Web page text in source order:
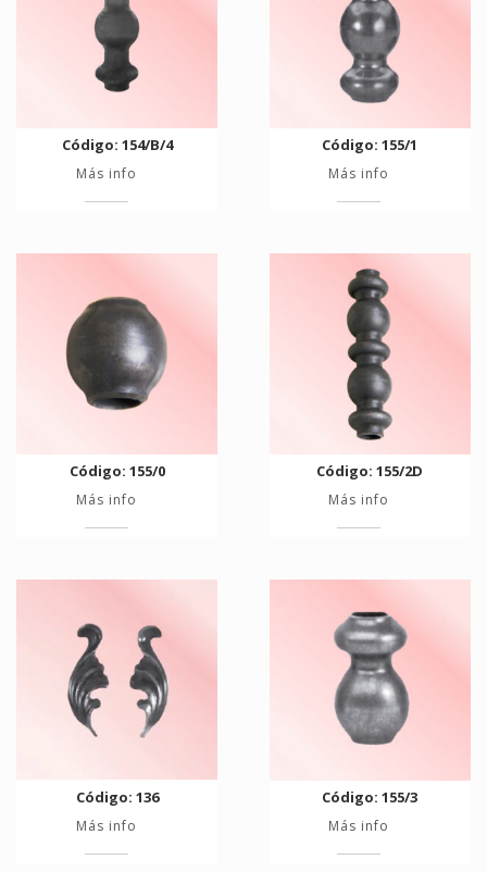
Código: 154/B/4
Más info
Código: 155/1
Más info
Código: 155/0
Más info
Código: 155/2D
Más info
Código: 136
Más info
Código: 155/3
Más info